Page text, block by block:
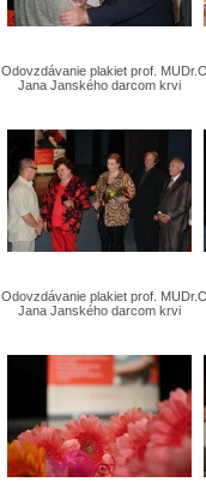
Odovzdávanie plakiet prof. MUDr.
Jana Janského darcom krvi
Odovzdávanie plakiet prof. MUDr.
Jana Janského darcom krvi